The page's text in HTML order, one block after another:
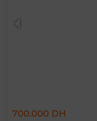
700.000 DH